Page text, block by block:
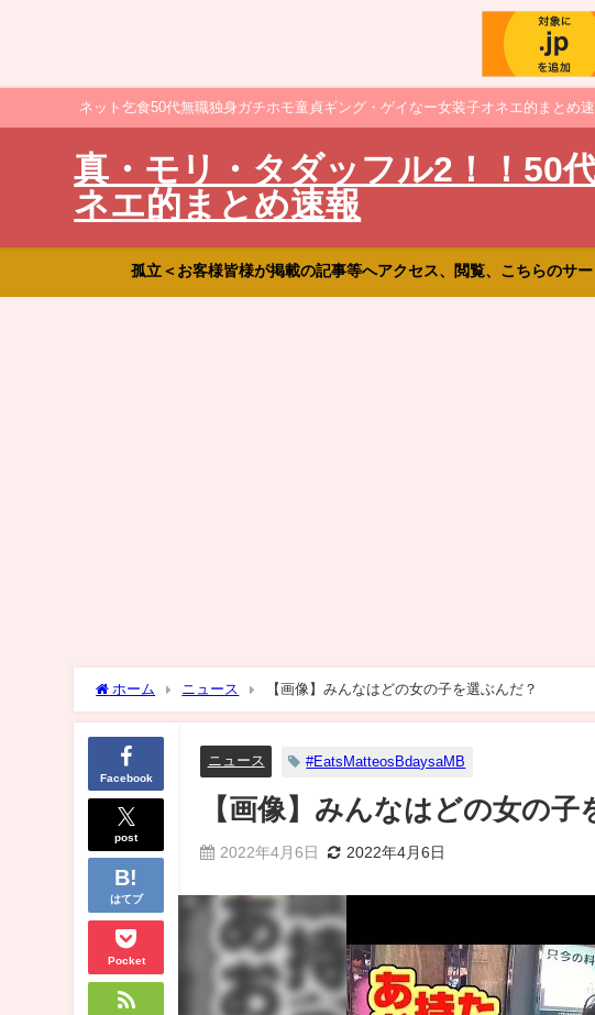
ネット乞食50代無職独身ガチホモ童貞ギング・ゲイなー女装子オネエ的まとめ
真・モリ・タダッフル2！！50
ネエ的まとめ速報
孤立＜お客様皆様が掲載の記事等へアクセス、閲覧、こちらのサ
ホーム ニュース 【画像】みんなはどの女の子を選ぶんだ？
Facebook
post
はてブ
Pocket
ニュース #EatsMatteosBdaysaMB
【画像】みんなはどの女の子
2022年4月6日 2022年4月6日